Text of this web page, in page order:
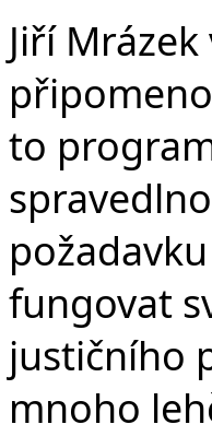
Jiří
to
fungovat
justičního
mnoho